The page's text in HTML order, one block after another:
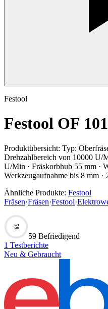
Festool
Festool OF
Produktübersicht: Typ:
Drehzahlbereich von 10000 U/
U/Min · Fräskorbhub 55 mm ·
Werkzeugaufnahme bis 8 mm ·
Ähnliche Produkte: Festool
Fräsen·Fräsen·Festool·
59
59 Befriedigend
1 Testberichte
Neu & Gebraucht